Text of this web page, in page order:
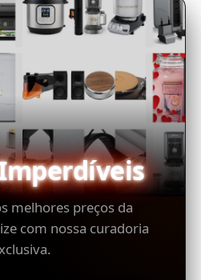
melhores preços da
com nossa curadoria